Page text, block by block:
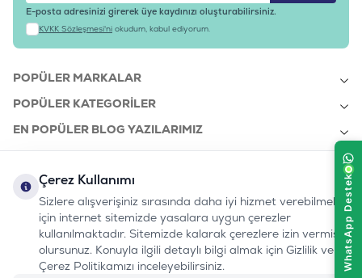
E-posta adresinizi girerek üye kaydınızı oluşturabilirsiniz.
KVKK Sözleşmesi'ni okudum, kabul ediyorum.
POPÜLER MARKALAR
POPÜLER KATEGORILER
EN POPÜLER BLOG YAZILARIMIZ
KURUMSAL
bizi takip edin:
Instagram
Youtube
TiktokFacebook
Linkedin
www.evinemama.com
0232 7000 212
%100 MUTLU
MÜŞTERI HATTI
Çerez Kullanımı
Sizlere alışverişiniz sırasında daha iyi hizmet verebilmek
için internet sitemizde yasalara uygun çerezler
kullanılmaktadır. Sitemizde kalarak çerezlere izin vermiş
olursunuz. Konuyla ilgili detaylı bilgi almak için Gizlilik ve
Çerez Politikamızı inceleyebilirsiniz.